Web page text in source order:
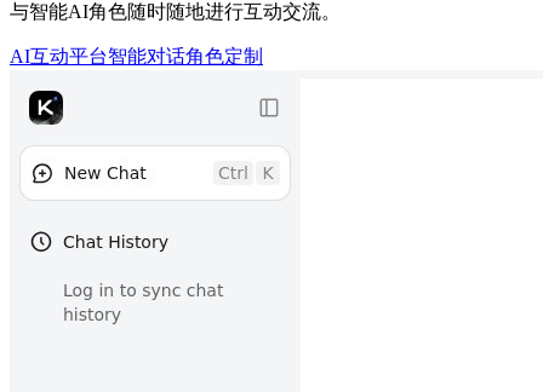
与智能AI角色随时随地进行互动交流。
AI互动平台智能对话角色定制